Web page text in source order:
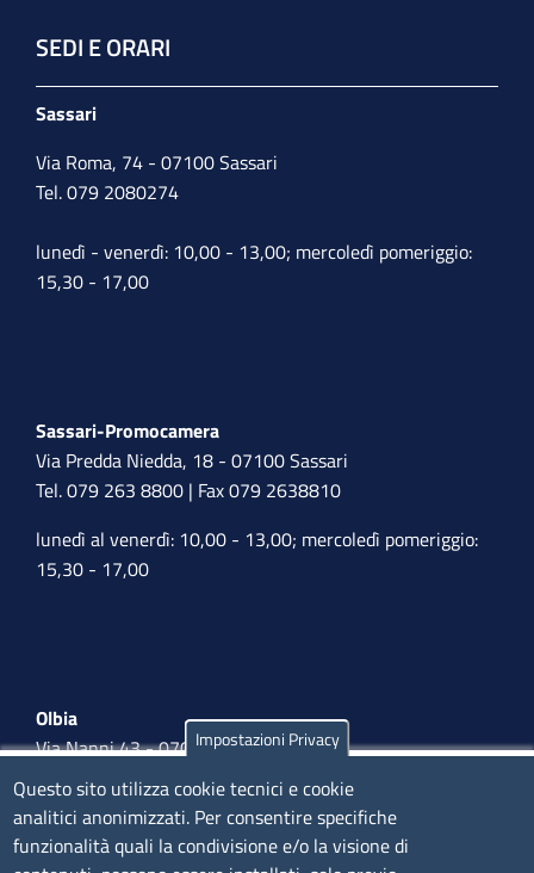
SEDI E ORARI
Sassari
Via Roma, 74 - 07100 Sassari
Tel. 079 2080274
lunedì - venerdì: 10,00 - 13,00; mercoledì pomeriggio:
15,30 - 17,00
Sassari-Promocamera
Via Predda Niedda, 18 - 07100 Sassari
Tel. 079 263 8800 | Fax 079 2638810
lunedì al venerdì: 10,00 - 13,00; mercoledì pomeriggio:
15,30 - 17,00
Olbia
Via Nanni 43 - 07026 Olbia
Tel. 0789 66122 | 0789 69580
mail: ufficio.olbia@ss.camcom.it
lunedì al venerdì: 9,00 - 12,00; lunedì pomeriggio: 16,00
Impostazioni Privacy
Questo sito utilizza cookie tecnici e cookie
analitici anonimizzati. Per consentire specifiche
funzionalità quali la condivisione e/o la visione di